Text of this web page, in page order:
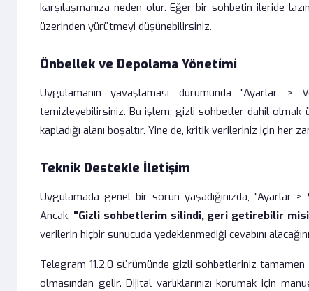
karşılaşmanıza neden olur. Eğer bir sohbetin ileride
üzerinden yürütmeyi düşünebilirsiniz.
Önbellek ve Depolama Yönetimi
Uygulamanın yavaşlaması durumunda "Ayarlar >
temizleyebilirsiniz. Bu işlem, gizli sohbetler dahil olmak
kapladığı alanı boşaltır. Yine de, kritik verileriniz için her
Teknik Destekle İletişim
Uygulamada genel bir sorun yaşadığınızda, "Ayarlar
Ancak, "Gizli sohbetlerim silindi, geri getirebilir
verilerin hiçbir sunucuda yedeklenmediği cevabını
Telegram 11.2.0 sürümünde gizli sohbetleriniz
olmasından gelir. Dijital varlıklarınızı korumak için